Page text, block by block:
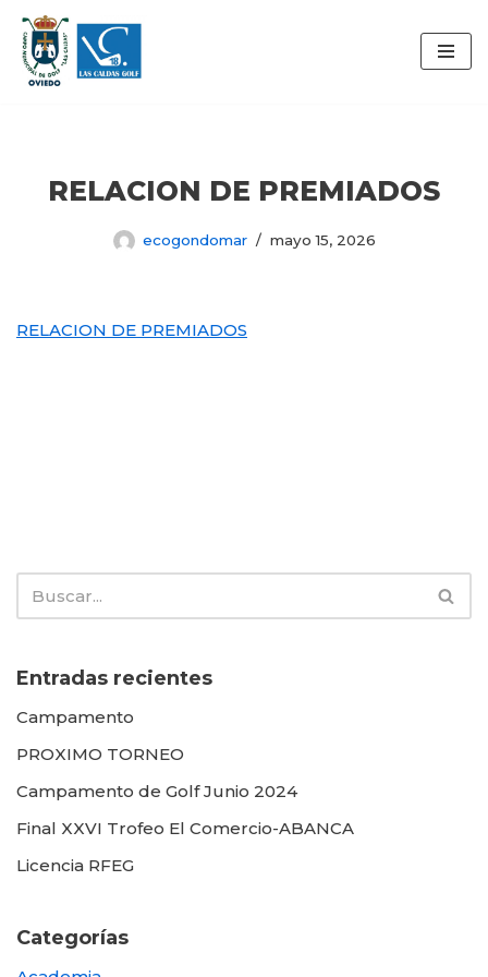
Saltar
al
RELACION DE PREMIADOS
ecogondomar mayo 15, 2026
RELACION DE PREMIADOS
Entradas recientes
Campamento
PROXIMO TORNEO
Campamento de Golf Junio 2024
Final XXVI Trofeo El Comercio-ABANCA
Licencia RFEG
Categorías